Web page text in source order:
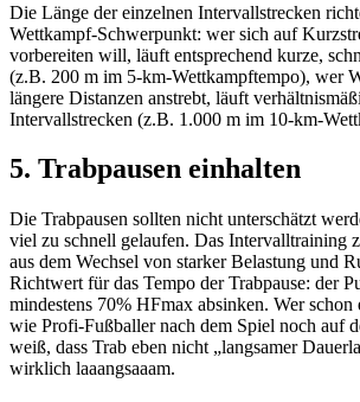
Die Länge der einzelnen Intervallstrecken
Wettkampf-Schwerpunkt: wer sich auf
vorbereiten will, läuft entsprechend kurze,
(z.B. 200 m im 5-km-Wettkampftempo), wer
längere Distanzen anstrebt, läuft
Intervallstrecken (z.B. 1.000 m im 10-km-
5. Trabpausen einhalten
Die Trabpausen sollten nicht unterschätzt
viel zu schnell gelaufen. Das Intervalltraining
aus dem Wechsel von starker Belastung und
Richtwert für das Tempo der Trabpause: der
mindestens 70% HFmax absinken. Wer schon
wie Profi-Fußballer nach dem Spiel noch auf
weiß, dass Trab eben nicht „langsamer
wirklich laaangsaaam.